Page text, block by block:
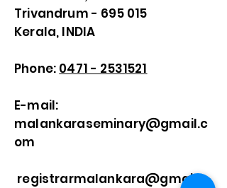
Trivandrum - 695 015
Kerala, INDIA
Phone: 0471 - 2531521
E-mail:
malankaraseminary@gmail.c
om
registrarmalankara@gmail.c